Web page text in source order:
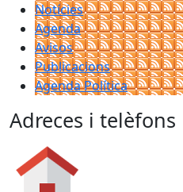
Notícies
Agenda
Avisos
Publicacions
Agenda Política
Adreces i telèfons